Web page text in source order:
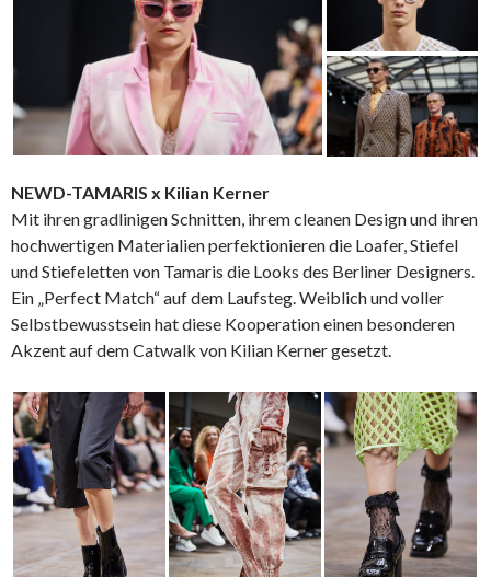
NEWD-TAMARIS x Kilian Kerner
Mit ihren gradlinigen Schnitten, ihrem cleanen Design und ihren
hochwertigen Materialien perfektionieren die Loafer, Stiefel
und Stiefeletten von Tamaris die Looks des Berliner Designers.
Ein „Perfect Match“ auf dem Laufsteg. Weiblich und voller
Selbstbewusstsein hat diese Kooperation einen besonderen
Akzent auf dem Catwalk von Kilian Kerner gesetzt.